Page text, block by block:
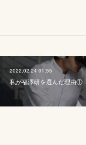
2022.02.24 01:55
私が福澤研を選んだ理由①